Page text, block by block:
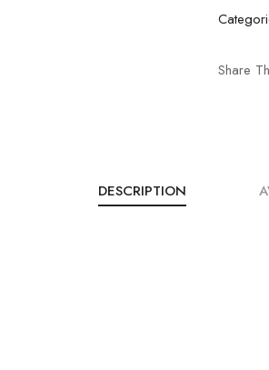
Share
DESCRIPTION